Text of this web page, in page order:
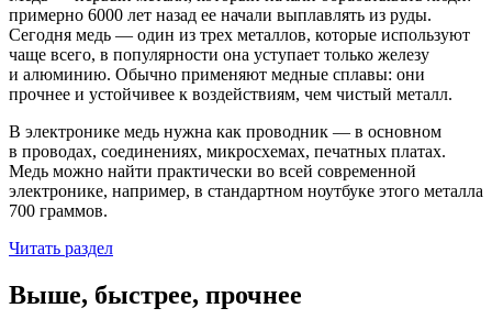
примерно 6000 лет назад ее начали выплавлять из руды.
Сегодня медь — один из трех металлов, которые используют
чаще всего, в популярности она уступает только железу
и алюминию. Обычно применяют медные сплавы: они
прочнее и устойчивее к воздействиям, чем чистый металл.
В электронике медь нужна как проводник — в основном
в проводах, соединениях, микросхемах, печатных платах.
Медь можно найти практически во всей современной
электронике, например, в стандартном ноутбуке этого металла
700 граммов.
Читать раздел
Выше, быстрее, прочнее